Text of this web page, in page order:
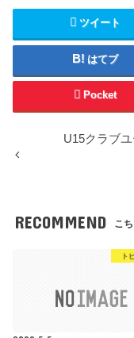
ツイート
はてブ
Pocket
U15クラブ
RECOMMEND こ
ト